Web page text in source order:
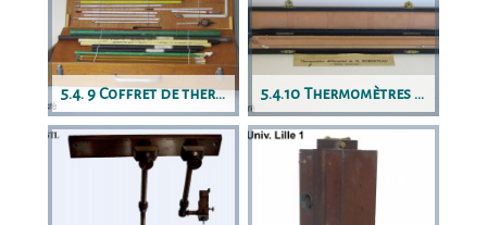
5.4. 9 Coffret de thermomètres 5.4.10 Thermomètres différentiels